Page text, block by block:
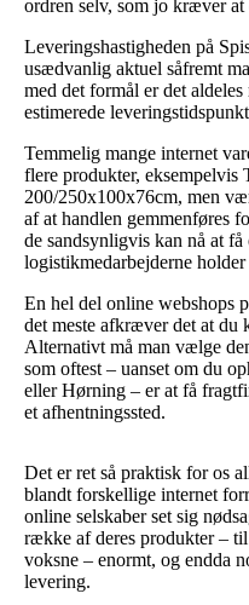
ordren selv, som jo kræver
Leveringshastigheden på
usædvanlig aktuel såfremt
med det formål er det
estimerede
Temmelig mange internet
flere produkter, eksempelvis
200/250x100x76cm, men
af at handlen gemmenføres
de sandsynligvis kan nå at
logistikmedarbejderne
En hel del online webshops
det meste afkræver det at du
Alternativt må man vælge
som oftest – uanset om du
eller Hørning – er at få
et afhentningssted.
Det er ret så praktisk for os
blandt forskellige internet
online selskaber set sig
række af deres produkter –
voksne – enormt, og endda
levering.